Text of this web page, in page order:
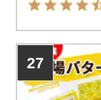
27